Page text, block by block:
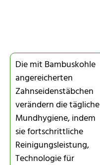
Die mit Bambuskohle
angereicherten
Zahnseidenstäbchen
verändern die tägliche
Mundhygiene, indem
sie fortschrittliche
Reinigungsleistung,
Technologie für